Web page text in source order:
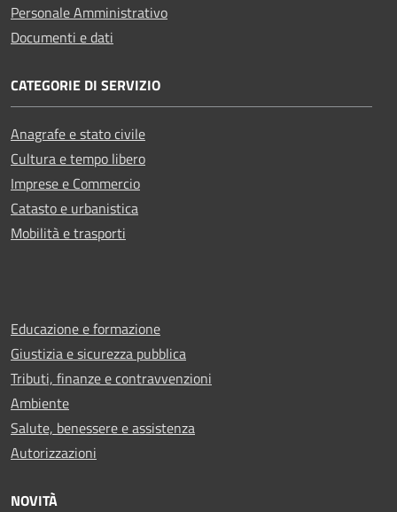
Personale Amministrativo
Documenti e dati
CATEGORIE DI SERVIZIO
Anagrafe e stato civile
Cultura e tempo libero
Imprese e Commercio
Catasto e urbanistica
Mobilità e trasporti
Educazione e formazione
Giustizia e sicurezza pubblica
Tributi, finanze e contravvenzioni
Ambiente
Salute, benessere e assistenza
Autorizzazioni
NOVITÀ